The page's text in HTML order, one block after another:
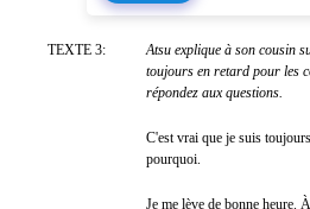
TEXTE 3:
Atsu explique à son cousin
toujours en retard pour les
répondez aux questions.
C'est vrai que je suis
pourquoi.
Je me lève de bonne heure.